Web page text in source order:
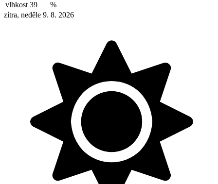
vlhkost 39
%
zítra, neděle 9. 8. 2026